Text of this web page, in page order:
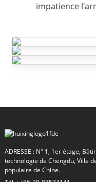
impatience
ADRESSE : N° 1, 1er étage,
technologie de Chengdu, Ville
populaire de Chine.